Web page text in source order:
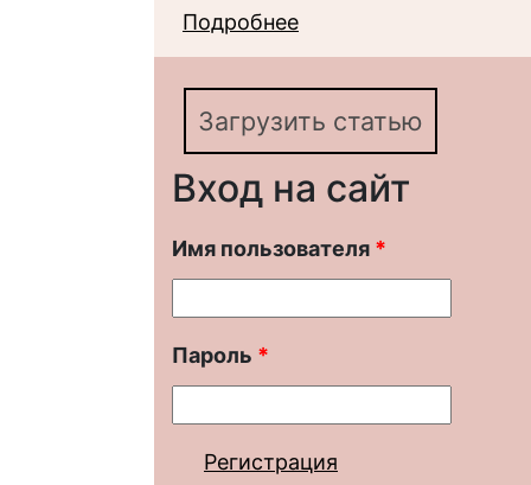
Подробнее
современном
Загрузить статью
Вход на сайт
Имя пользователя *
Пароль *
Регистрация